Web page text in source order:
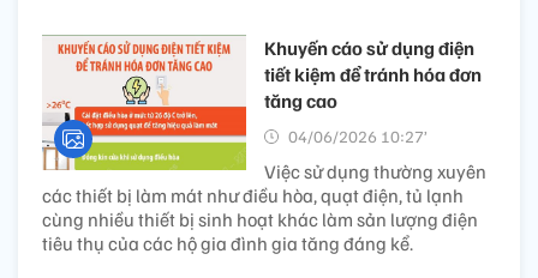
Khuyến cáo sử dụng điện
tiết kiệm để tránh hóa đơn
tăng cao
04/06/2026 10:27’
Việc sử dụng thường xuyên
các thiết bị làm mát như điều hòa, quạt điện, tủ lạnh
cùng nhiều thiết bị sinh hoạt khác làm sản lượng điện
tiêu thụ của các hộ gia đình gia tăng đáng kể.